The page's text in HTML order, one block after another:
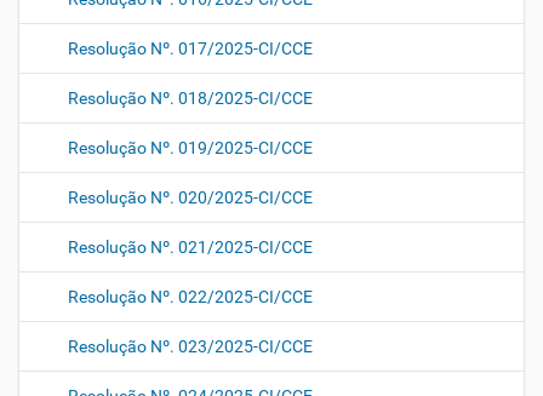
Resolução Nº. 017/2025-CI/CCE
Resolução Nº. 018/2025-CI/CCE
Resolução Nº. 019/2025-CI/CCE
Resolução Nº. 020/2025-CI/CCE
Resolução Nº. 021/2025-CI/CCE
Resolução Nº. 022/2025-CI/CCE
Resolução Nº. 023/2025-CI/CCE